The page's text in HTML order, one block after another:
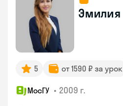
Эмилия
5 от 1590 ₽ за урок
МосГУ • 2009 г.